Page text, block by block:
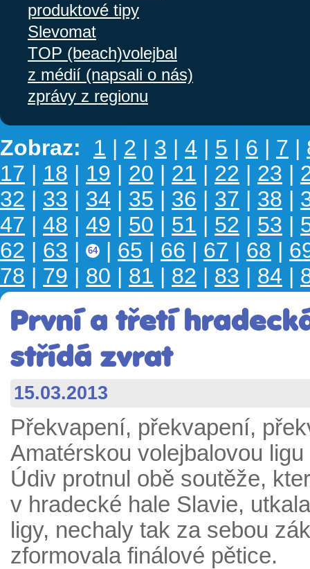
produktové tipy
Slevomat
TOP (beach)volejbal
z médií (napsali o nás)
zprávy z regionu
Zobraz: 1 | 2 | 3 | 4 | 5 | 6 | 7 |
17 | 18 | 19 | 20 | 21 | 22 | 23 |
32 | 33 | 34 | 35 | 36 | 37 | 38 |
47 | 48 | 49 | 50 | 51 | 52 | 53 |
62 | 63 | 64 | 65 | 66 | 67 | 68 |
78 | 79 | 80 | 81 | 82 | 83 | 84 |
První a třetí
střídá zvrat
15.03.2013
Překvapení, překvapení,
Amatérskou volejbalovou
Údiv protnul obě soutěže,
v hradecké hale Slavie,
ligy, nechaly tak za sebou
zformovala finálové pětice.